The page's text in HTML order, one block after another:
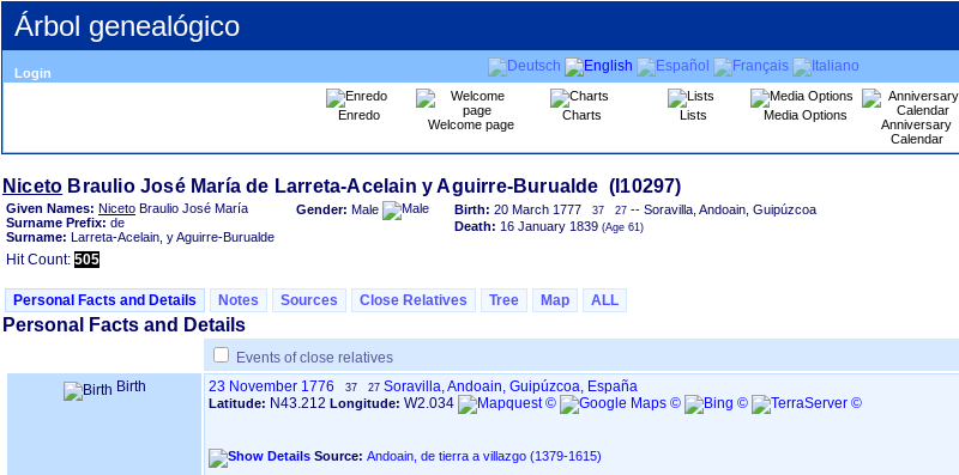
Árbol genealógico
Login
Enredo
Welcome page
Charts Lists Media Options
Anniversary
Calendar
Niceto
Given Names: Niceto Braulio José María
Surname Prefix: de
Surname: Larreta-Acelain, y Aguirre-Burualde
Gender: Male Birth: 20 March 1777 37 27 -- Soravilla, Andoain, Guipúzcoa
Death: 16 January 1839
Hit Count: 505
Personal Facts and Details Notes Sources Close Relatives Tree Map ALL
Personal Facts and Details
Events of close relatives
Birth
23 November 1776 37 27 Soravilla, Andoain, Guipúzcoa, España
Latitude: N43.212 Longitude: W2.034
Source: Andoain, de tierra a villazgo ‏(1379-1615)‏